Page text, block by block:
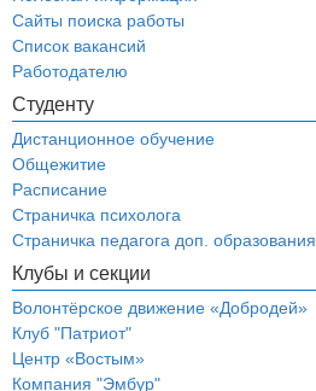
Сайты поиска работы
Список вакансий
Работодателю
Студенту
Дистанционное обучение
Общежитие
Расписание
Страничка психолога
Страничка педагога доп. образования
Клубы и секции
Волонтёрское движение «Добродей»
Клуб "Патриот"
Центр «Востым»
Компания "Эмбур"